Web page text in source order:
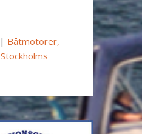
| Båtmotorer,
Stockholms